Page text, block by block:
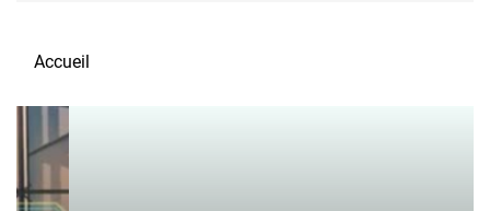
Accueil